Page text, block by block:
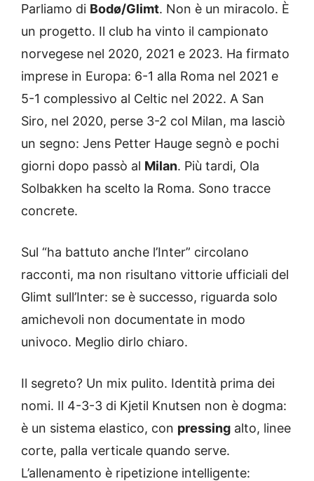
Parliamo di Bodø/Glimt. Non è un miracolo. È
un progetto. Il club ha vinto il campionato
norvegese nel 2020, 2021 e 2023. Ha firmato
imprese in Europa: 6-1 alla Roma nel 2021 e
5-1 complessivo al Celtic nel 2022. A San
Siro, nel 2020, perse 3-2 col Milan, ma lasciò
un segno: Jens Petter Hauge segnò e pochi
giorni dopo passò al Milan. Più tardi, Ola
Solbakken ha scelto la Roma. Sono tracce
concrete.
Sul “ha battuto anche l’Inter” circolano
racconti, ma non risultano vittorie ufficiali del
Glimt sull’Inter: se è successo, riguarda solo
amichevoli non documentate in modo
univoco. Meglio dirlo chiaro.
Il segreto? Un mix pulito. Identità prima dei
nomi. Il 4-3-3 di Kjetil Knutsen non è dogma:
è un sistema elastico, con pressing alto, linee
corte, palla verticale quando serve.
L’allenamento è ripetizione intelligente: